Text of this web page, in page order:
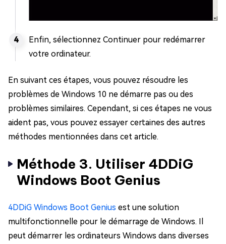
Enfin, sélectionnez Continuer pour redémarrer
votre ordinateur.
En suivant ces étapes, vous pouvez résoudre les
problèmes de Windows 10 ne démarre pas ou des
problèmes similaires. Cependant, si ces étapes ne vous
aident pas, vous pouvez essayer certaines des autres
méthodes mentionnées dans cet article.
Méthode 3. Utiliser 4DDiG
Windows Boot Genius
4DDiG Windows Boot Genius est une solution
multifonctionnelle pour le démarrage de Windows. Il
peut démarrer les ordinateurs Windows dans diverses